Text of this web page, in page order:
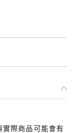
實際商品可能會有